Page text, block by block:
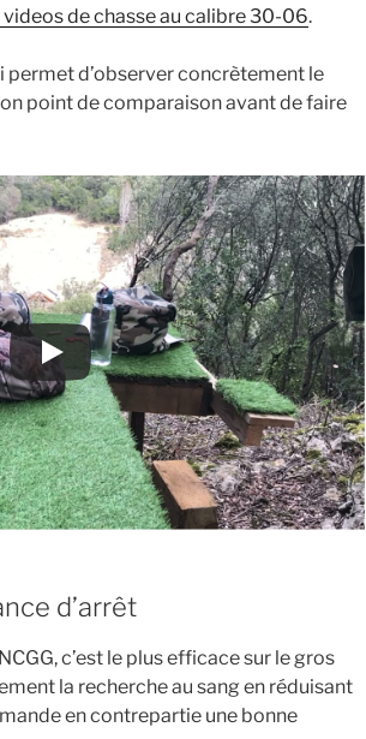
de chasse au calibre 30-06.
d’observer concrètement le
point de comparaison avant de faire
d’arrêt
c’est le plus efficace sur le gros
la recherche au sang en réduisant
en contrepartie une bonne